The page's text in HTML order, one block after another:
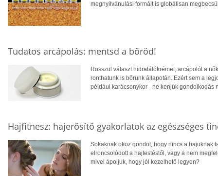
megnyilvánulási formáit is globálisan
Tudatos arcápolás: mentsd a bőröd!
Rosszul választ hidratálókrémet, arcápolót a
ronthatunk is bőrünk állapotán. Ezért sem a
például karácsonykor - ne kenjük gondolkodás
Hajfitnesz: hajerősítő gyakorlatok az egészséges
Sokaknak okoz gondot, hogy nincs a hajuknak
elroncsolódott a hajfestéstől, vagy a nem
mivel ápoljuk, hogy jól kezelhető legyen?